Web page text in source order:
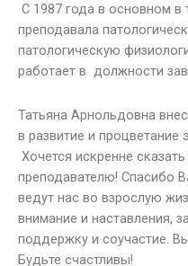
С 1987 года в основном в
преподавала
патологическую
работает в должности
Татьяна Арнольдовна
в развитие и процветание
Хочется искренне
преподавателю! Спасибо
ведут нас во взрослую
внимание и наставления,
поддержку и соучастие.
Будьте счастливы!